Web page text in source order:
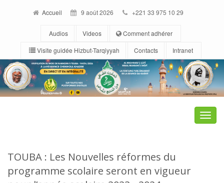
Accueil 9 août 2026 +221 33 975 10 29
Audios Videos
Comment adhérer
Visite guidée Hizbut-Tarqiyyah
Contacts Intranet
Toggle
TOUBA : Les Nouvelles réformes du
programme scolaire seront en vigueur